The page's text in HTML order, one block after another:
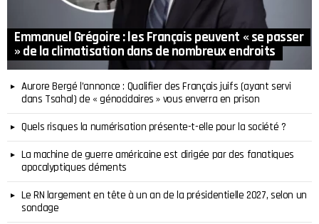
Emmanuel Grégoire : les Français peuvent « se passer
» de la climatisation dans de nombreux endroits
Aurore Bergé l’annonce : Qualifier des Français juifs (ayant servi
dans Tsahal) de « génocidaires » vous enverra en prison
Quels risques la numérisation présente-t-elle pour la société ?
La machine de guerre américaine est dirigée par des fanatiques
apocalyptiques déments
Le RN largement en tête à un an de la présidentielle 2027, selon un
sondage